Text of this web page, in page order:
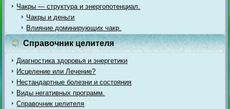
Чакры — структура и энергопотенциал.
Чакры и деньги
Влияние доминирующих чакр.
Справочник целителя
Диагностика здоровья и энергетики
Исцеление или Лечение?
Нестандартные болезни и состояния
Виды негативных программ.
Справочник целителя